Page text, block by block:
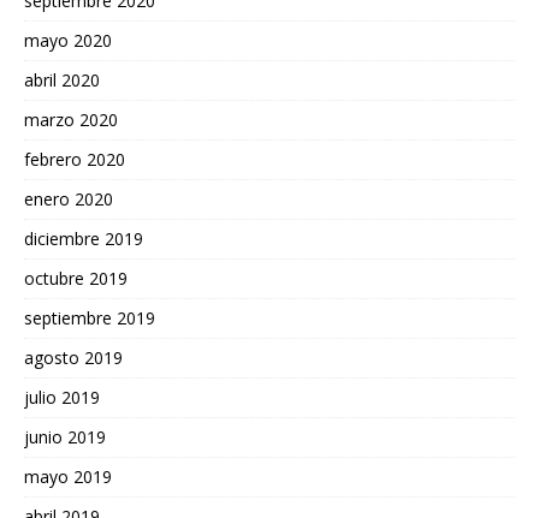
mayo 2020
abril 2020
marzo 2020
febrero 2020
enero 2020
diciembre 2019
octubre 2019
septiembre 2019
agosto 2019
julio 2019
junio 2019
mayo 2019